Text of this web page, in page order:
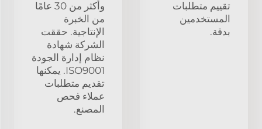
تقييم متطلبات
المستخدمين
بدقة.
وأكثر من 30 عامًا
من الخبرة
الإنتاجية. حققت
الشركة شهادة
نظام إدارة الجودة
ISO9001. يمكنها
تقديم متطلبات
عملاء فحص
المصنع.